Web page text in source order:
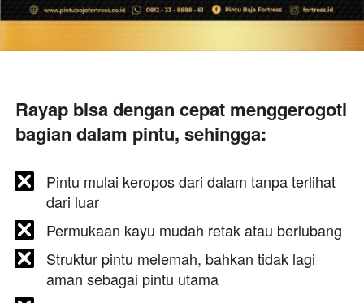
Rayap bisa dengan cepat menggerogoti
bagian dalam pintu, sehingga:
Pintu mulai keropos dari dalam tanpa terlihat
dari luar
Permukaan kayu mudah retak atau berlubang
Struktur pintu melemah, bahkan tidak lagi
aman sebagai pintu utama